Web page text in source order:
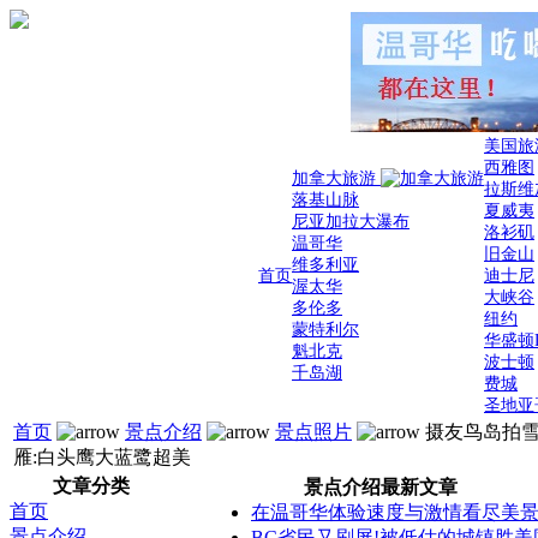
首页
加拿大旅游
落基山脉
尼亚加拉大瀑布
温哥华
维多利亚
渥太华
多伦多
蒙特利尔
魁北克
千岛湖
美国
西雅图
拉斯维
夏威夷
洛衫矶
旧金山
迪士尼
大峡谷
纽约
华盛顿
波士顿
费城
圣地亚
首页 景点介绍 景点照片
摄友鸟岛拍
雁:白头鹰大蓝鹭超美
文章分类
首页
景点介绍最新文章
在温哥华体验速度与激情看尽美景